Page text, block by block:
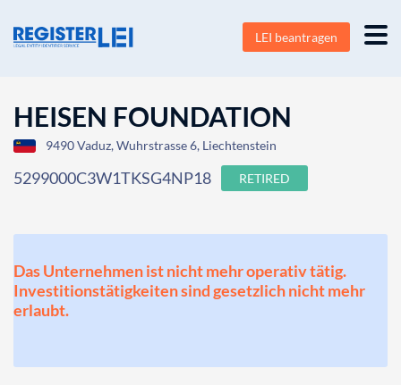
LEI beantragen
HEISEN FOUNDATION
9490 Vaduz, Wuhrstrasse 6, Liechtenstein
5299000C3W1TKSG4NP18 RETIRED
Das Unternehmen ist nicht mehr operativ tätig.
Investitionstätigkeiten sind gesetzlich nicht mehr
erlaubt.